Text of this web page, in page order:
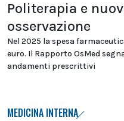
Politerapia e
osservazione
Nel 2025 la spesa
euro. Il Rapporto OsMed
andamenti prescrittivi
MEDICINA INTERNA